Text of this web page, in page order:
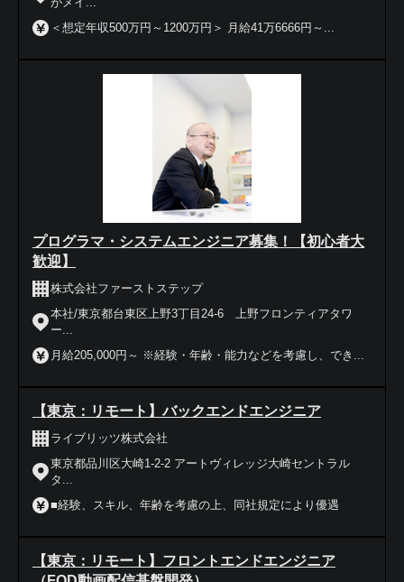
＜想定年収500万円～1200万円＞ 月給41万6666円～...
プログラマ・システムエンジニア募集！【初心者大
歓迎】
株式会社ファーストステップ
本社/東京都台東区上野3丁目24-6 上野フロンティアタワ
ー...
月給205,000円～ ※経験・年齢・能力などを考慮し、でき...
【東京：リモート】バックエンドエンジニア
ライブリッツ株式会社
東京都品川区大崎1-2-2 アートヴィレッジ大崎セントラル
タ...
■経験、スキル、年齢を考慮の上、同社規定により優遇
【東京：リモート】フロントエンドエンジニア